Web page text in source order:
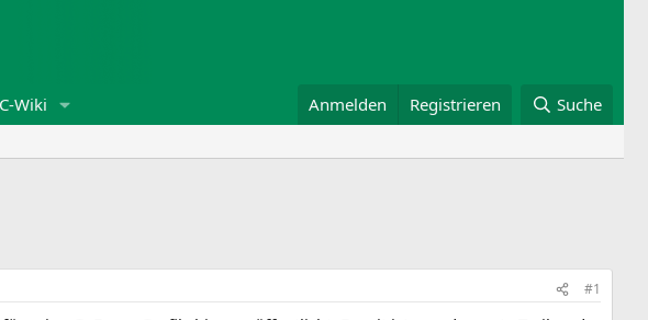
Wiki Anmelden Registrieren Suche
#1